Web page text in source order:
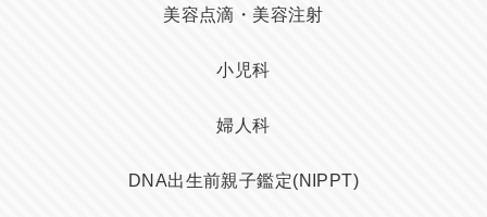
美容点滴・美容注射
小児科
婦人科
DNA出生前親子鑑定(NIPPT)